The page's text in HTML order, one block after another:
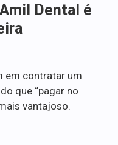
Dental é
em contratar um
que “pagar no
vantajoso.